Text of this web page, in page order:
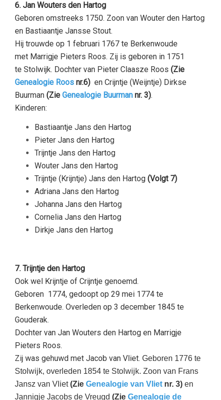
6. Jan Wouters den Hartog
Geboren omstreeks 1750. Zoon van Wouter den Hartog
en Bastiaantje Jansse Stout.
Hij trouwde op 1 februari 1767 te Berkenwoude
met Marrigje Pieters Roos. Zij is geboren in 1751
te Stolwijk. Dochter van Pieter Claasze Roos (Zie
Genealogie Roos nr.6) en Crijntje (Weijntje) Dirkse
Buurman (Zie Genealogie Buurman nr. 3).
Kinderen:
Bastiaantje Jans den Hartog
Pieter Jans den Hartog
Trijntje Jans den Hartog
Wouter Jans den Hartog
Trijntje (Krijntje) Jans den Hartog (Volgt 7)
Adriana Jans den Hartog
Johanna Jans den Hartog
Cornelia Jans den Hartog
Dirkje Jans den Hartog
7. Trijntje den Hartog
Ook wel Krijntje of Crijntje genoemd.
Geboren 1774, gedoopt op 29 mei 1774 te
Berkenwoude. Overleden op 3 december 1845 te
Gouderak.
Dochter van Jan Wouters den Hartog en Marrigje
Pieters Roos.
Zij was gehuwd met Jacob van Vliet. Geboren 1776 te
Stolwijk, overleden 1854 te Stolwijk. Zoon van Frans
Jansz van Vliet(Zie Genealogie van Vliet nr. 3) en
Jannigje Jacobs de Vreugd (Zie Genealogie de